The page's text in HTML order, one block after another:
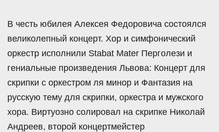
В честь юбилея Алексея Федоровича состоялся
великолепный концерт. Хор и симфонический
оркестр исполнили Stabat Mater Перголези и
гениальные произведения Львова: Концерт для
скрипки с оркестром ля минор и Фантазия на
русскую тему для скрипки, оркестра и мужского
хора. Виртуозно солировал на скрипке Николай
Андреев, второй концертмейстер